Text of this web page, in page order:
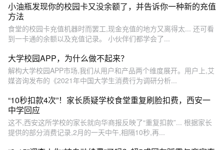
小油瓶发现你的校园卡又没余额了，并告诉你一种新的充值
方法
食堂的校园卡充值机器时而罢工,现金充值的地方又离得太... 还可看
到一卡通的余额以及充值记录。 小伙伴们都学会了...
大学校园APP，为什么做不起来？
解构大学校园APP市场,我们从用户和产品两个维度展开。用户上,艾
媒咨询发布的《2021年中国大学生消费行为调研分析...
“10秒扣款4次”！家长质疑学校食堂重复刷脸扣费，西安一
中学回应
这不,西安这所学校的家长就向华商报反映了“重复扣款”... 根据家长
提供的部分消费记录,2月的一天中午,相隔10秒,再...